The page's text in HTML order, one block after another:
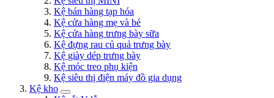
Kệ bán hàng tạp hóa
Kệ cửa hàng mẹ và bé
Kệ cửa hàng trưng bày sữa
Kệ đựng rau củ quả trưng bày
Kệ giày dép trưng bày
Kệ móc treo phụ kiện
Kệ siêu thị điện máy đồ gia dụng
Kệ kho